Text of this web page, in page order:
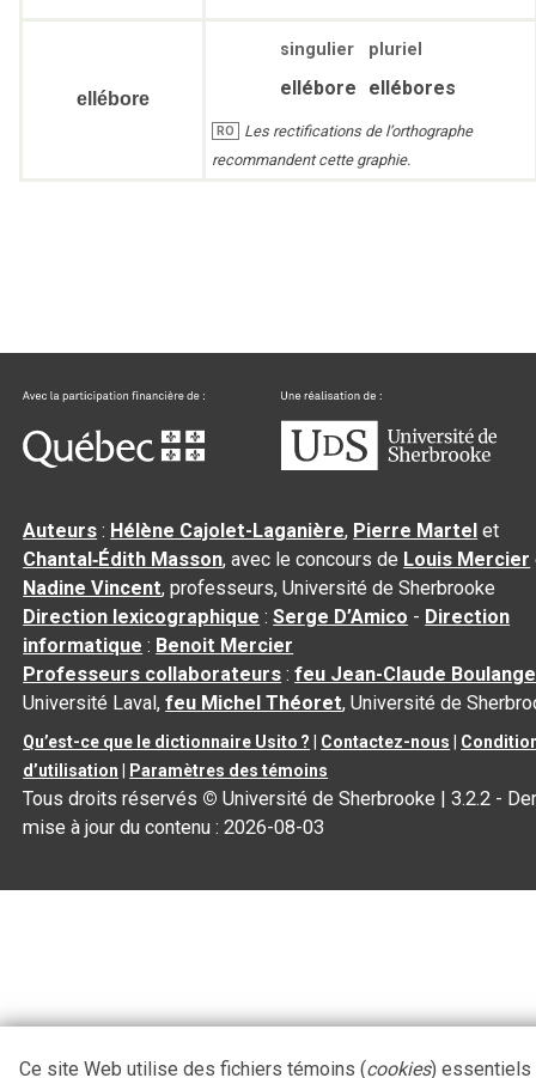
ellébore
singulier pluriel
ellébore ellébores
RO
Les rectifications de l’orthographe
recommandent cette graphie.
Auteurs : Hélène Cajolet-Laganière, Pierre Martel et
Chantal‑Édith Masson, avec le concours de Louis Mercier
Nadine Vincent, professeurs, Université de Sherbrooke
Direction lexicographique :Serge D’Amico - Direction
informatique : Benoit Mercier
Professeurs collaborateurs :feu Jean-Claude
Université Laval,feu Michel Théoret, Université de
Qu’est-ce que le dictionnaire Usito ? Contactez-nous
d’utilisation
Paramètres des témoins
Tous droits réservés © Université de Sherbrooke |3.2.2 -
mise à jour du contenu :2026-08-03
Ce site Web utilise des fichiers témoins (cookies) essentiels